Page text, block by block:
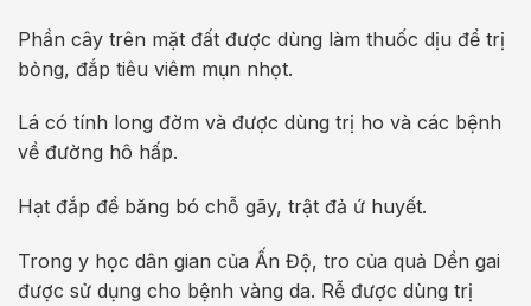
Phần cây trên mặt đất được dùng làm thuốc dịu để trị
bỏng, đắp tiêu viêm mụn nhọt.
Lá có tính long đờm và được dùng trị ho và các bệnh
về đường hô hấp.
Hạt đắp để băng bó chỗ gãy, trật đả ứ huyết.
Trong y học dân gian của Ấn Độ, tro của quả Dền gai
được sử dụng cho bệnh vàng da. Rễ được dùng trị